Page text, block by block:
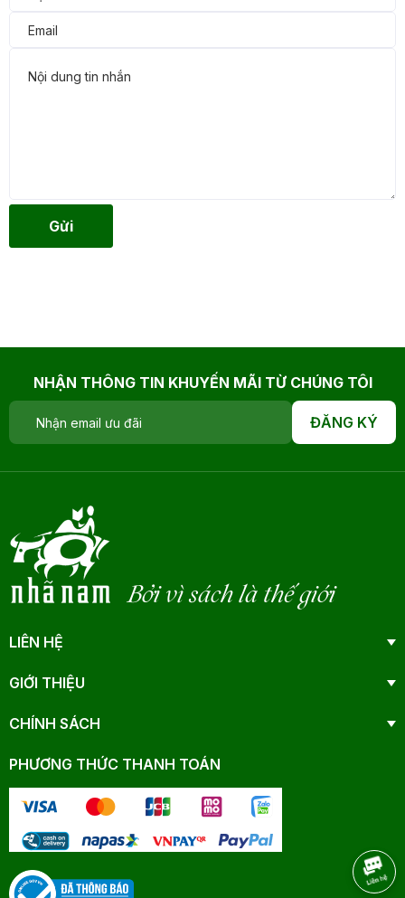
Gửi
NHẬN THÔNG TIN KHUYẾN MÃI TỪ CHÚNG TÔI
ĐĂNG KÝ
Bởi vì sách là thế giới
LIÊN HỆ
GIỚI THIỆU
CHÍNH SÁCH
PHƯƠNG THỨC THANH TOÁN